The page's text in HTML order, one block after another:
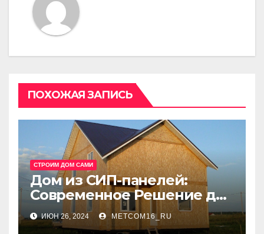
ПОХОЖАЯ ЗАПИСЬ
СТРОИМ ДОМ САМИ
Дом из СИП-панелей:
Современное Решение для
Быстрого и Эффективного
Строительства
ИЮН 26, 2024 METCOM16_RU